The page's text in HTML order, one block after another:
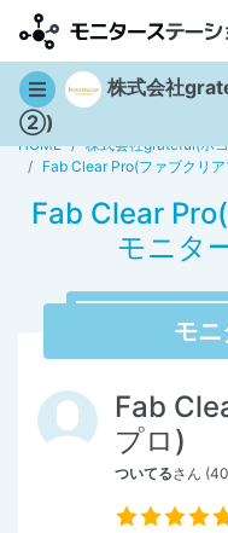
株式会社
②)
HOME
株式会社grateful(ホ
Fab Clear Pro(ファブクリア
Fab Clear
モニタ
モニ
Fab
プロ)
ついてるさん